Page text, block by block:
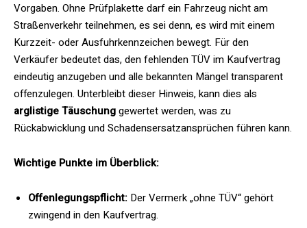
Vorgaben. Ohne Prüfplakette darf ein Fahrzeug nicht am
Straßenverkehr teilnehmen, es sei denn, es wird mit einem
Kurzzeit- oder Ausfuhrkennzeichen bewegt. Für den
Verkäufer bedeutet das, den fehlenden TÜV im Kaufvertrag
eindeutig anzugeben und alle bekannten Mängel transparent
offenzulegen. Unterbleibt dieser Hinweis, kann dies als
arglistige Täuschunggewertet werden, was zu
Rückabwicklung und Schadensersatzansprüchen führen kann.
Wichtige Punkte im Überblick:
Offenlegungspflicht: Der Vermerk „ohne TÜV“ gehört
zwingend in den Kaufvertrag.